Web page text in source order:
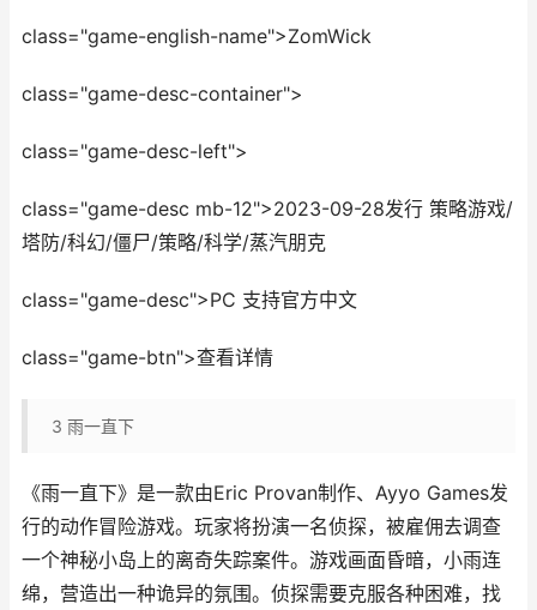
class="game-english-name">ZomWick
class="game-desc-container">
class="game-desc-left">
class="game-desc mb-12">2023-09-28发行 策略游戏/
塔防/科幻/僵尸/策略/科学/蒸汽朋克
class="game-desc">PC 支持官方中文
class="game-btn">查看详情
3 雨一直下
《雨一直下》是一款由Eric Provan制作、Ayyo Games发
行的动作冒险游戏。玩家将扮演一名侦探，被雇佣去调查
一个神秘小岛上的离奇失踪案件。游戏画面昏暗，小雨连
绵，营造出一种诡异的氛围。侦探需要克服各种困难，找